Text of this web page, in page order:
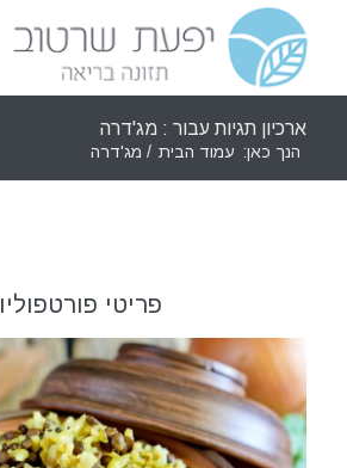
ארכיון תגיות עבור : מג'דרה
הנך כאן: עמוד הבית / מג'דרה
פריטי פורטפוליו